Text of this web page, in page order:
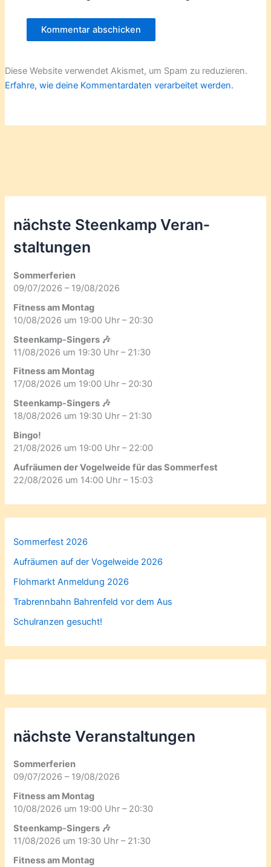
Diese Website verwendet Akismet, um Spam zu reduzieren.
Erfahre, wie deine Kommentardaten verarbeitet werden.
nächste Steenkamp Veran­
staltungen
Sommerferien
09/07/2026 – 19/08/2026
Fitness am Montag
10/08/2026 um 19:00 Uhr – 20:30
Steenkamp-Singers 🎶
11/08/2026 um 19:30 Uhr – 21:30
Fitness am Montag
17/08/2026 um 19:00 Uhr – 20:30
Steenkamp-Singers 🎶
18/08/2026 um 19:30 Uhr – 21:30
Bingo!
21/08/2026 um 19:00 Uhr – 22:00
Aufräumen der Vogelweide für das Sommerfest
22/08/2026 um 14:00 Uhr – 15:03
Sommerfest 2026
Aufräumen auf der Vogelweide 2026
Flohmarkt Anmeldung 2026
Trabrennbahn Bahrenfeld vor dem Aus
Schulranzen gesucht!
nächste Veranstaltungen
Sommerferien
09/07/2026 – 19/08/2026
Fitness am Montag
10/08/2026 um 19:00 Uhr – 20:30
Steenkamp-Singers 🎶
11/08/2026 um 19:30 Uhr – 21:30
Fitness am Montag